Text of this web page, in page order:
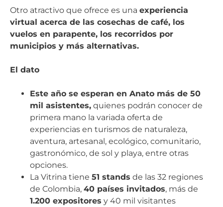
Otro atractivo que ofrece es una experiencia
virtual acerca de las cosechas de café, los
vuelos en parapente, los recorridos por
municipios y más alternativas.
El dato
Este año se esperan en Anato más de 50
mil asistentes, quienes podrán conocer de
primera mano la variada oferta de
experiencias en turismos de naturaleza,
aventura, artesanal, ecológico, comunitario,
gastronómico, de sol y playa, entre otras
opciones.
La Vitrina tiene 51 stands de las 32 regiones
de Colombia, 40 países invitados, más de
1.200 expositores y 40 mil visitantes